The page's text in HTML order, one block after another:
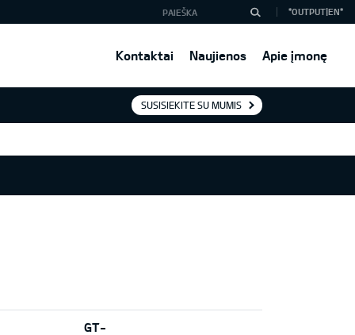
Kontaktai Naujienos Apie įmonę
*OUTPUT|EN*
SUSISIEKITE SU MUMIS
GT-